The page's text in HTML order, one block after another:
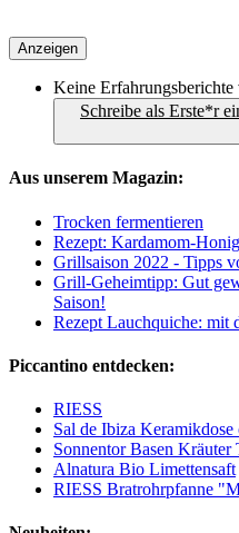
Anzeigen
Keine Erfahrungsberichte
Schreibe als Erste*r
Aus unserem Magazin:
Trocken fermentieren
Rezept: Kardamom-
Grillsaison 2022 - Tipps
Grill-Geheimtipp: Gut
Saison!
Rezept Lauchquiche: mit
Piccantino entdecken:
RIESS
Sal de Ibiza Keramikdose
Sonnentor Basen Kräuter
Alnatura Bio Limettensaft
RIESS Bratrohrpfanne